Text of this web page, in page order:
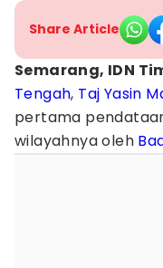
Share Article
Semarang, IDN
Tengah, Taj Yasin
pertama
wilayahnya oleh